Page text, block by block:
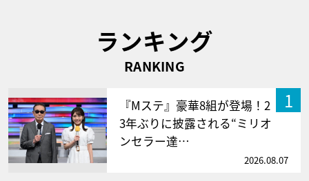
ランキング
RANKING
1
『Mステ』豪華8組が登場！2
3年ぶりに披露される“ミリオ
ンセラー達…
2026.08.07